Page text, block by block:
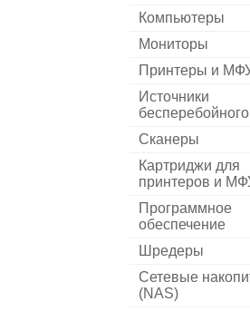
Компьютеры
Мониторы
Принтеры и
Источники
Сканеры
Картриджи для
принтеров и
Программное
обеспечение
Шредеры
Сетевые
(NAS)